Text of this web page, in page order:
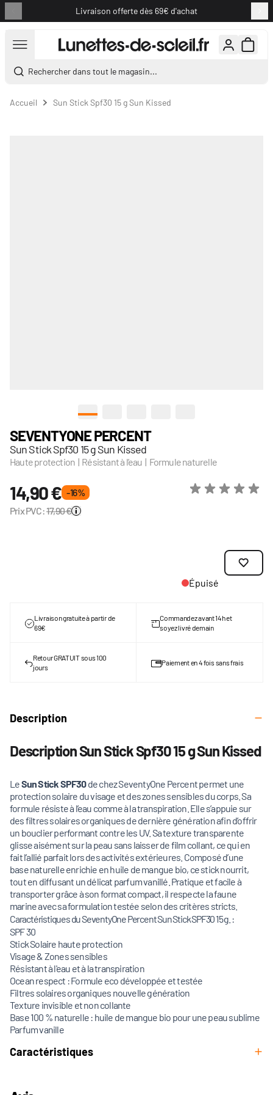
Livraison offerte dès 69€ d'achat
Rechercher dans tout le magasin...
Accueil Sun Stick Spf30 15 g Sun Kissed
SEVENTYONE PERCENT
Sun Stick Spf30 15 g Sun Kissed
Haute protection | Résistant à l’eau | Formule naturelle
14,90 € - 16 %
Prix PVC:17,90 €
Épuisé
Livraison gratuite à partir de
69€
Commandez avant 14h et
soyez livré demain
Retour GRATUIT sous 100
jours
Paiement en 4 fois sans frais
Description
Description Sun Stick Spf30 15 g Sun Kissed
LeSun Stick SPF30de chez SeventyOne Percent permet une
protection solaire du visage et des zones sensibles du corps. Sa
formule résiste à l’eau comme à la transpiration. Elle s’appuie sur
des filtres solaires organiques de dernière génération afin d’offrir
un bouclier performant contre les UV. Sa texture transparente
glisse aisément sur la peau sans laisser de film collant, ce qui en
fait l’allié parfait lors des activités extérieures. Composé d’une
base naturelle enrichie en huile de mangue bio, ce stick nourrit,
tout en diffusant un délicat parfum vanillé. Pratique et facile à
transporter grâce à son format compact, il respecte la faune
marine avec sa formulation testée selon des critères stricts.
Caractéristiques du SeventyOne Percent Sun Stick SPF30 15 g. :
SPF 30
Stick Solaire haute protection
Visage & Zones sensibles
Résistant à l'eau et à la transpiration
Ocean respect : Formule eco développée et testée
Filtres solaires organiques nouvelle génération
Texture invisible et non collante
Base 100 % naturelle : huile de mangue bio pour une peau sublime
Parfum vanille
Caractéristiques